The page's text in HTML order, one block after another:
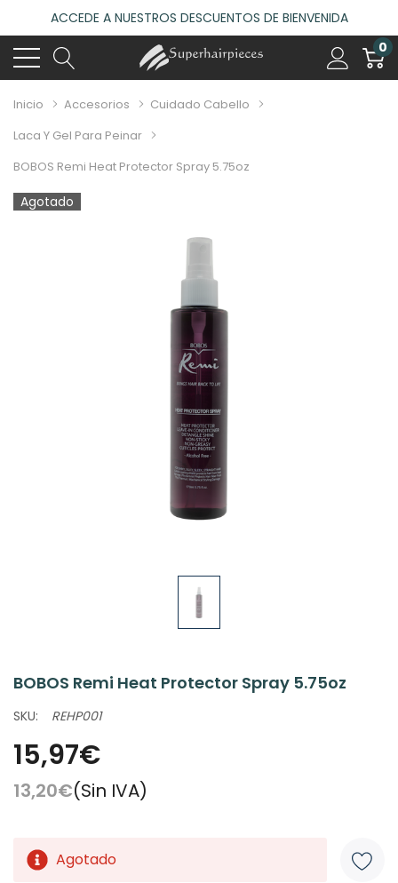
ACCEDE A NUESTROS DESCUENTOS DE BIENVENIDA
4.6
(485 reseñas)
VISITA NUESTRO NUEVO SALÓN EN MADRID
ACCEDE A NUESTROS DESCUENTOS DE BIENVENIDA
0
Inicio Accesorios
Cuidado Cabello
Laca Y Gel Para Peinar
BOBOS Remi Heat Protector Spray 5.75oz
Agotado
BOBOS Remi Heat Protector Spray 5.75oz
SKU: REHP001
15,97€
13,20€(Sin IVA)
UnidadesAgotado